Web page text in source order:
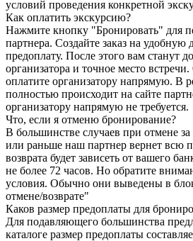
условий проведения конкретной
Как оплатить экскурсию?
Нажмите кнопку "Бронировать" для
партнера. Создайте заказ на удобную
предоплату. После этого вам станут
организатора и точное место
оплатите организатору напрямую. В
полностью происходит на сайте
организатору напрямую не требуется.
Что, если я отменю бронирование?
В большинстве случаев при отмене за
или раньше наш партнер вернет всю
возврата будет зависеть от вашего
не более 72 часов. Но обратите
условия. Обычно они выведены в
отмене/возврате"
Каков размер предоплаты для
Для подавляющего большинства
каталоге размер предоплаты